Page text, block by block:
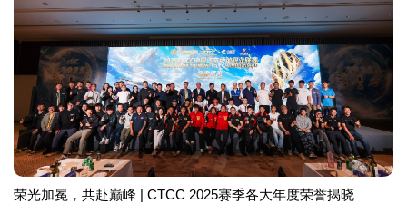
荣光加冕，共赴巅峰 | CTCC 2025赛季各大年度荣誉揭晓